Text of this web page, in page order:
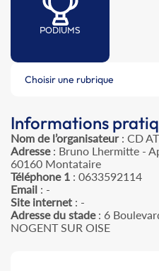
PODIUMS
Choisir une rubrique
Informations
Nom de l’organisateur: CD
Adresse: Bruno Lhermitte -
60160 Montataire
Téléphone 1 : 0633592114
Email : -
Site internet : -
Adresse du stade: 6
NOGENT SUR OISE